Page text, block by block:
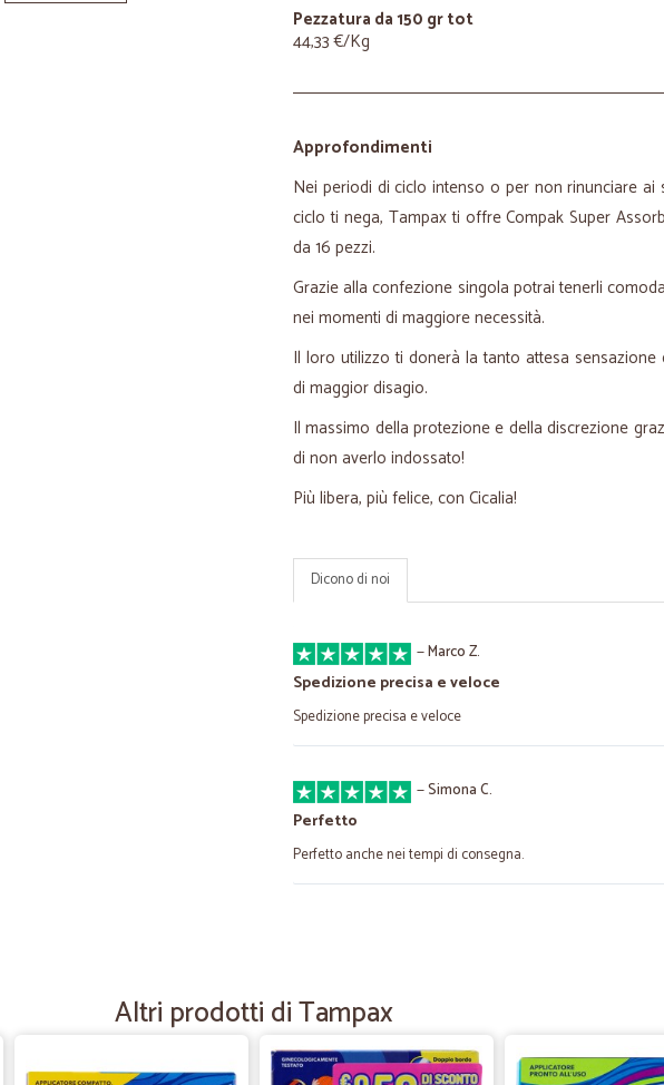
Pezzatura da 150 gr tot
44,33 €/Kg
Approfondimenti
Nei periodi di ciclo intenso o per non rinunciare ai
ciclo ti nega, Tampax ti offre Compak Super
da 16 pezzi.
Grazie alla confezione singola potrai tenerli
nei momenti di maggiore necessità.
Il loro utilizzo ti donerà la tanto attesa
di maggior disagio.
Il massimo della protezione e della discrezione
di non averlo indossato!
Più libera, più felice, con Cicalia!
Dicono di noi
—Marco Z.
Spedizione precisa e veloce
Spedizione precisa e veloce
—Simona C.
Perfetto
Perfetto anche nei tempi di consegna.
—Alessandro M.
Altri prodotti di Tampax